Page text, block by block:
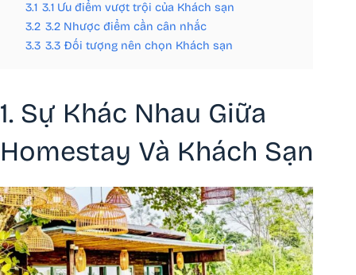
3.1 3.1 Ưu điểm vượt trội của Khách sạn
3.2 3.2 Nhược điểm cần cân nhắc
3.3 3.3 Đối tượng nên chọn Khách sạn
1. Sự Khác Nhau Giữa
Homestay Và Khách Sạn